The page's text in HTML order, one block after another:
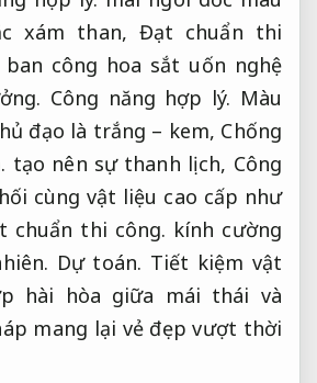
xám than, Đạt chuẩn thi
công hoa sắt uốn nghệ
Công năng hợp lý. Màu
đạo là trắng – kem, Chống
tạo nên sự thanh lịch, Công
cùng vật liệu cao cấp như
chuẩn thi công. kính cường
Dự toán. Tiết kiệm vật
hài hòa giữa mái thái và
mang lại vẻ đẹp vượt thời